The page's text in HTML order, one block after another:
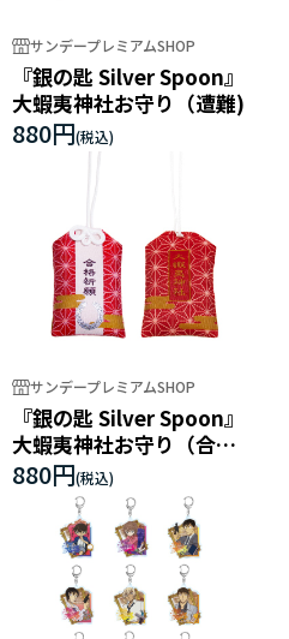
サンデープレミアムSHOP
『銀の匙 Silver Spoon』
大蝦夷神社お守り（遭難)
880円
サンデープレミアムSHOP
『銀の匙 Silver Spoon』
大蝦夷神社お守り（合格
祈願)
880円